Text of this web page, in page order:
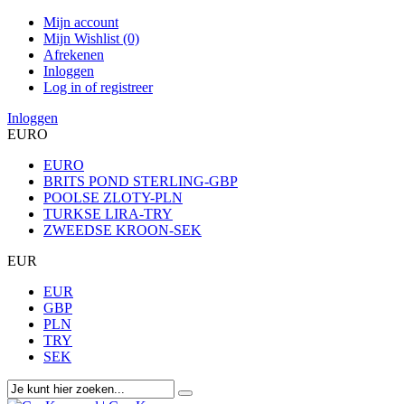
Mijn account
Mijn Wishlist (0)
Afrekenen
Inloggen
Log in of registreer
Inloggen
EURO
EURO
BRITS POND STERLING-GBP
POOLSE ZLOTY-PLN
TURKSE LIRA-TRY
ZWEEDSE KROON-SEK
EUR
EUR
GBP
PLN
TRY
SEK